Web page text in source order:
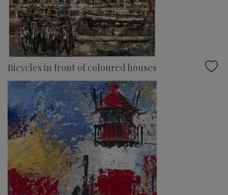
Bicycles in front of coloured houses